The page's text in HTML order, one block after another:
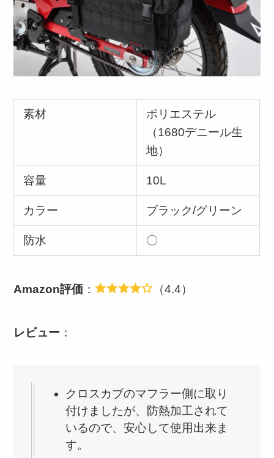
素材
ポリエステル
（1680デニール生
地）
容量 10L
カラー ブラック/グリーン
防水 〇
Amazon評価 ： （4.4）
レビュー ：
クロスカブのマフラー側に取り
付けましたが、防熱加工されて
いるので、安心して使用出来ま
す。